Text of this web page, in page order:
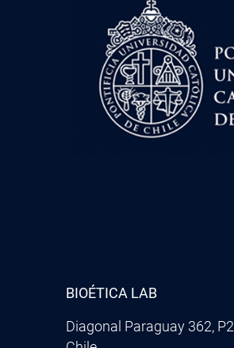
BIOÉTICA LAB
Diagonal Paraguay 362,